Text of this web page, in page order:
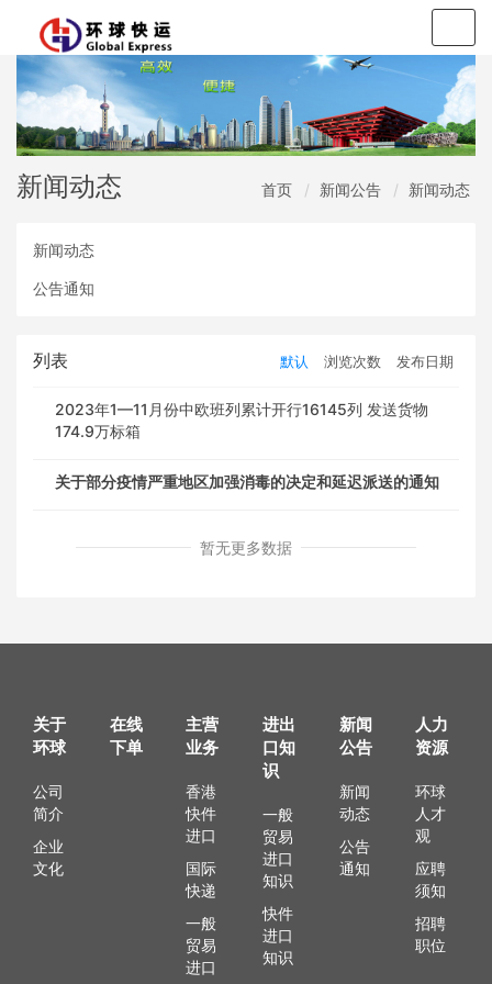
新闻动态 首页 新闻公告 新闻动态
新闻动态
公告通知
列表 默认 浏览次数 发布日期
2023年1—11月份中欧班列累计开行16145列 发送货物
174.9万标箱
关于部分疫情严重地区加强消毒的决定和延迟派送的通知
暂无更多数据
关于
环球
公司
简介
企业
文化
在线
下单
主营
业务
香港
快件
进口
国际
快递
一般
贸易
进口
进出
口知
识
一般
贸易
进口
知识
快件
进口
知识
新闻
公告
新闻
动态
公告
通知
人力
资源
环球
人才
观
应聘
须知
招聘
职位